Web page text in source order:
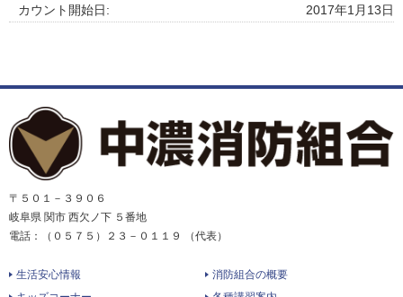
2017年1月13日
カウント開始日:
〒５０１－３９０６
岐阜県 関市 西欠ノ下 ５番地
電話：（０５７５）２３－０１１９ （代表）
生活安心情報
消防組合の概要